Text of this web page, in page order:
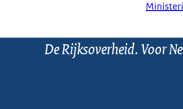
De Rijksoverheid. Voor